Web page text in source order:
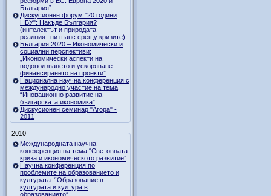
България”
Дискусионен форум "20 години
НБУ": Накъде България?
(интелектът и природата -
реалният ни шанс срещу кризите)
България 2020 – Икономически и
социални перспективи:
„Икономически аспекти на
водоползването и ускоряване
финансирането на проекти”
Национална научна конференция с
международно участие на тема
“Иновационно развитие на
българската икономика”
Дискусионен семинар "Агора" -
2011
2010
Международната научна
конференция на тема “Световната
криза и икономическото развитие”
Научна конференция по
проблемите на образованието и
културата: “Образование в
културата и култура в
образованието”